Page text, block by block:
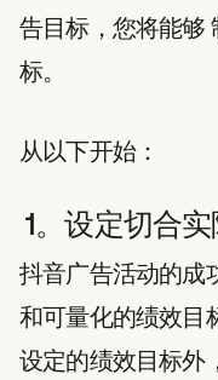
告目标，您将能够
标。
从以下开始：
1。设定切合
抖音广告活动的成
和可量化的绩效目
设定的绩效目标外